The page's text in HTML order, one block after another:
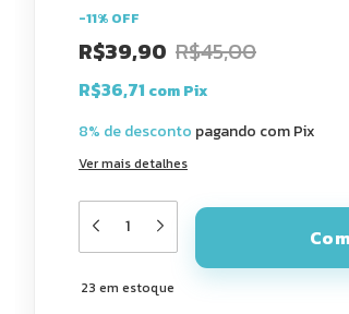
-11% OFF
R$39,90 R$45,00
R$36,71 comPix
8% de desconto pagando com Pix
Ver mais detalhes
23 em estoque